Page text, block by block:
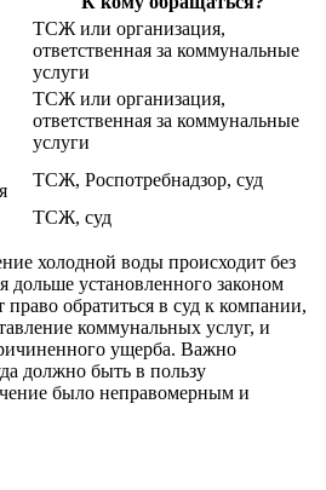
ТСЖ или организация,
ответственная за коммунальные
услуги
ТСЖ или организация,
ответственная за коммунальные
услуги
ТСЖ, Роспотребнадзор, суд
ТСЖ, суд
холодной воды происходит без
дольше установленного законом
право обратиться в суд к компании,
коммунальных услуг, и
ущерба. Важно
должно быть в пользу
было неправомерным и